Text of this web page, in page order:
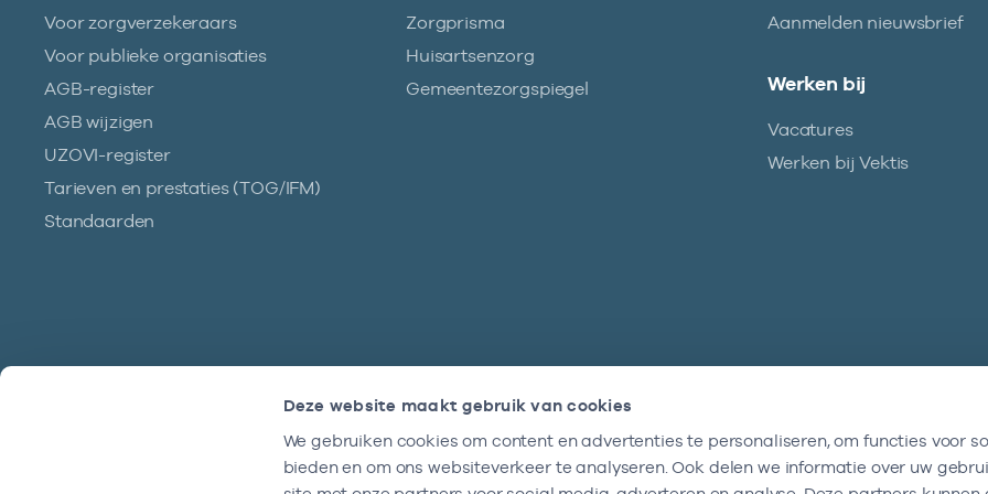
Deze website maakt gebruik van cookies
We gebruiken cookies om content en advertenties te personaliseren, om functies voor
bieden en om ons websiteverkeer te analyseren. Ook delen we informatie over uw
Voor zorgverzekeraars
Voor publieke organisaties
AGB-register
AGB wijzigen
UZOVI-register
Tarieven en prestaties (TOG/IFM)
Standaarden
Zorgprisma
Huisartsenzorg
Gemeentezorgspiegel
Aanmelden nieuwsbrief
Werken bij
Vacatures
Werken bij Vektis
We zijn doordeweeks bereikbaar tussen
Nieuwsbrief
Altijd op de hoogte blijven van al onze